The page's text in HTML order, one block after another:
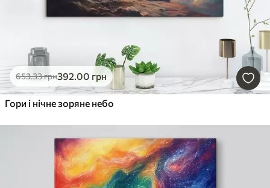
653.33грн392.00 грн
Гори і нічне зоряне небо